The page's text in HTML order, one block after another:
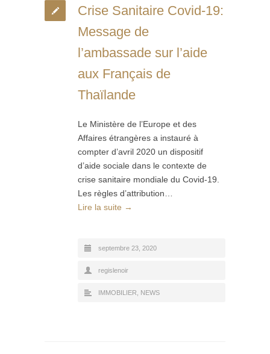
Crise Sanitaire Covid-19:
Message de
l’ambassade sur l’aide
aux Français de
Thaïlande
Le Ministère de l’Europe et des
Affaires étrangères a instauré à
compter d’avril 2020 un dispositif
d’aide sociale dans le contexte de
crise sanitaire mondiale du Covid-19.
Les règles d’attribution…
Lire la suite →
septembre 23, 2020
regislenoir
IMMOBILIER NEWS